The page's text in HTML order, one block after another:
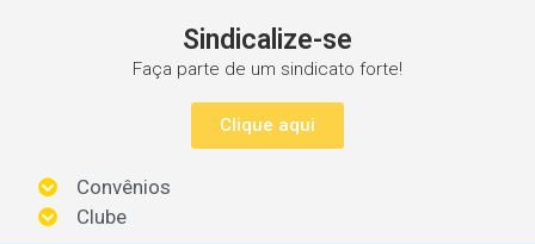
Sindicalize-se
Faça parte de um sindicato forte!
Clique aqui
Convênios
Clube